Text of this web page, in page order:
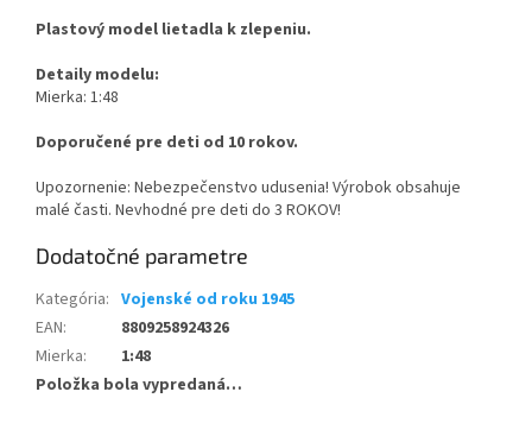
Plastový model lietadla k zlepeniu.
Detaily modelu:
Mierka: 1:48
Doporučené pre deti od 10 rokov.
Upozornenie: Nebezpečenstvo udusenia! Výrobok obsahuje
malé časti. Nevhodné pre deti do 3 ROKOV!
Dodatočné parametre
Kategória: Vojenské od roku 1945
EAN:
8809258924326
Mierka:
1:48
Položka bola vypredaná…